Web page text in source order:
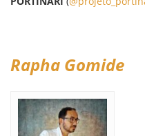
Rapha Gomide